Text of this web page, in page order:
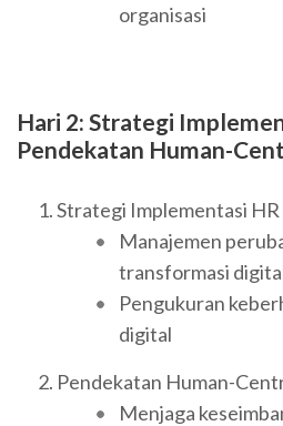
organisasi
Hari 2: Strategi
Pendekatan Human-
Strategi Implementasi HR
Manajemen
transformasi
Pengukuran
digital
Pendekatan Human-
Menjaga